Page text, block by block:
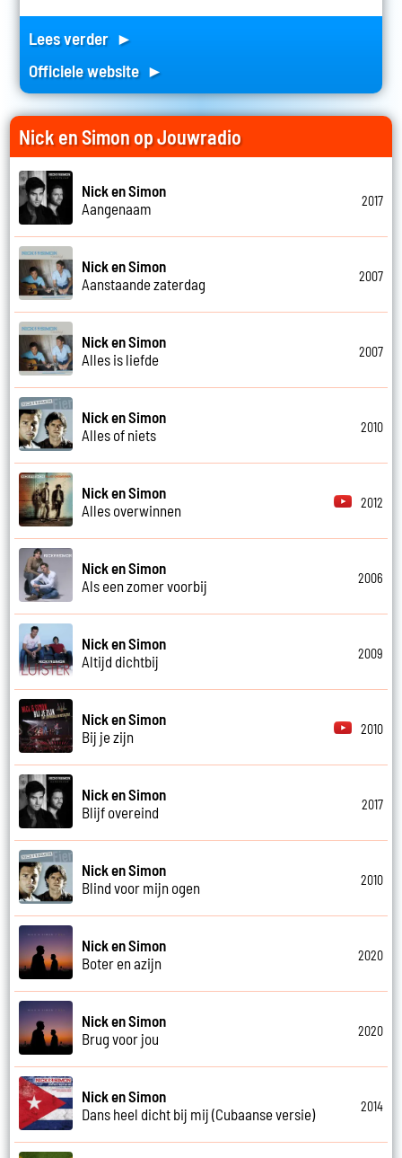
Lees verder ►
Officiele website ►
Nick en Simon op Jouwradio
Nick en Simon
Aangenaam
2017
Nick en Simon
Aanstaande zaterdag
2007
Nick en Simon
Alles is liefde
2007
Nick en Simon
Alles of niets
2010
Nick en Simon
Alles overwinnen
2012
Nick en Simon
Als een zomer voorbij
2006
Nick en Simon
Altijd dichtbij
2009
Nick en Simon
Bij je zijn
2010
Nick en Simon
Blijf overeind
2017
Nick en Simon
Blind voor mijn ogen
2010
Nick en Simon
Boter en azijn
2020
Nick en Simon
Brug voor jou
2020
Nick en Simon
Dans heel dicht bij mij (Cubaanse versie)
2014